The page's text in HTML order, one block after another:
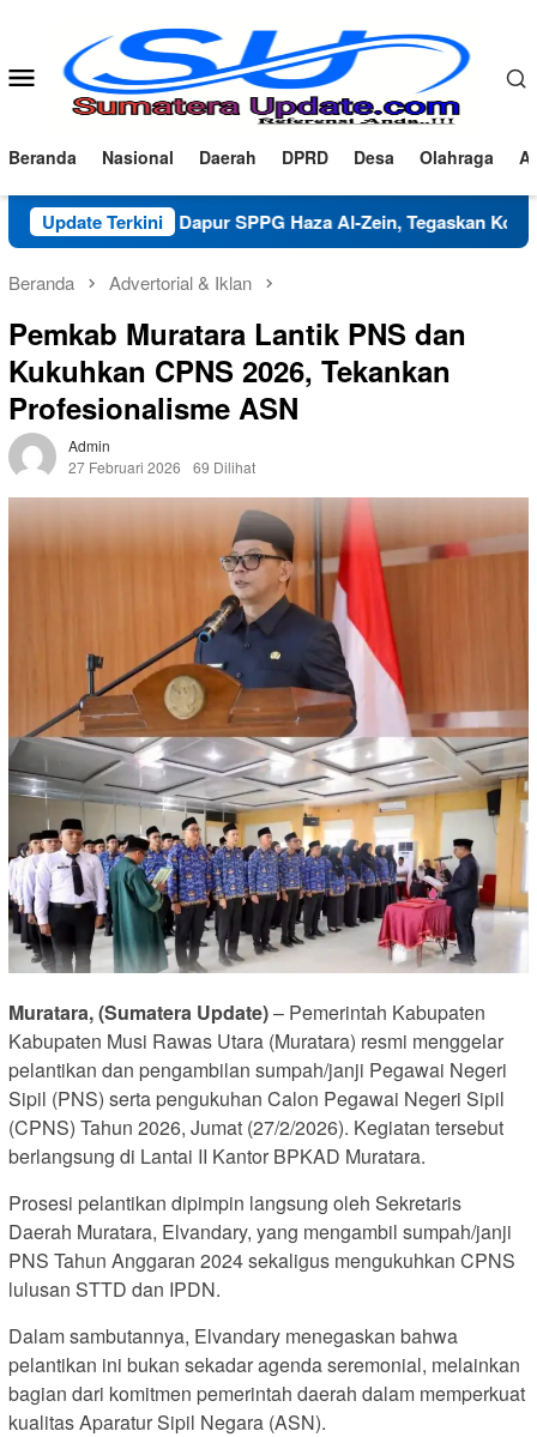
Menu
Mobile
Beranda Nasional Daerah DPRD Desa Olahraga
Update Terkini
Dapur SPPG Haza Al-Zein, Tegaskan Komitmen Jaga
Beranda Advertorial & Iklan
Pemkab Muratara Lantik PNS dan
Kukuhkan CPNS 2026, Tekankan
Profesionalisme ASN
Admin
27 Februari 2026
69 Dilihat
Muratara, (Sumatera Update)– Pemerintah Kabupaten
Kabupaten Musi Rawas Utara (Muratara) resmi menggelar
pelantikan dan pengambilan sumpah/janji Pegawai Negeri
Sipil (PNS) serta pengukuhan Calon Pegawai Negeri Sipil
(CPNS) Tahun 2026, Jumat (27/2/2026). Kegiatan tersebut
berlangsung di Lantai II Kantor BPKAD Muratara.
Prosesi pelantikan dipimpin langsung oleh Sekretaris
Daerah Muratara, Elvandary, yang mengambil sumpah/janji
PNS Tahun Anggaran 2024 sekaligus mengukuhkan CPNS
lulusan STTD dan IPDN.
Dalam sambutannya, Elvandary menegaskan bahwa
pelantikan ini bukan sekadar agenda seremonial, melainkan
bagian dari komitmen pemerintah daerah dalam memperkuat
kualitas Aparatur Sipil Negara (ASN).